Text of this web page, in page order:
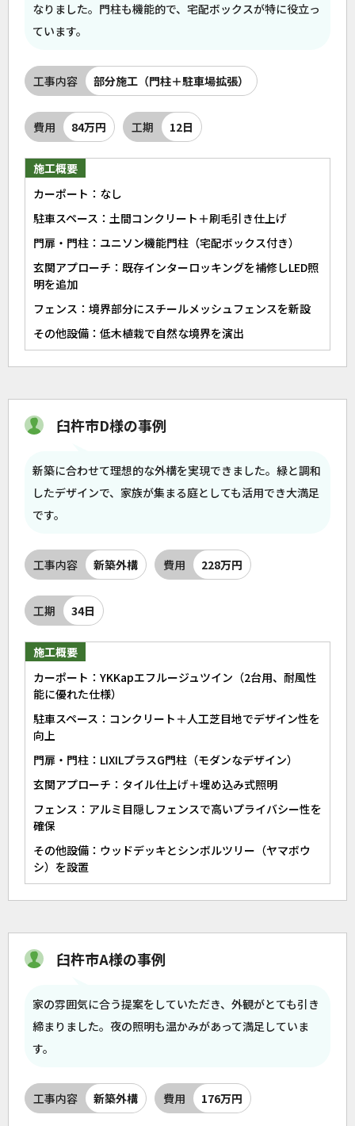
なりました。門柱も機能的で、宅配ボックスが特に役立っ
ています。
工事内容 部分施工（門柱＋駐車場拡張）
費用 84万円 工期 12日
施工概要
カーポート：なし
駐車スペース：土間コンクリート＋刷毛引き仕上げ
門扉・門柱：ユニソン機能門柱（宅配ボックス付き）
玄関アプローチ：既存インターロッキングを補修しLED照
明を追加
フェンス：境界部分にスチールメッシュフェンスを新設
その他設備：低木植栽で自然な境界を演出
臼杵市D様の事例
新築に合わせて理想的な外構を実現できました。緑と調和
したデザインで、家族が集まる庭としても活用でき大満足
です。
工事内容 新築外構 費用 228万円
工期 34日
施工概要
カーポート：YKKapエフルージュツイン（2台用、耐風性
能に優れた仕様）
駐車スペース：コンクリート＋人工芝目地でデザイン性を
向上
門扉・門柱：LIXILプラスG門柱（モダンなデザイン）
玄関アプローチ：タイル仕上げ＋埋め込み式照明
フェンス：アルミ目隠しフェンスで高いプライバシー性を
確保
その他設備：ウッドデッキとシンボルツリー（ヤマボウ
シ）を設置
臼杵市A様の事例
家の雰囲気に合う提案をしていただき、外観がとても引き
締まりました。夜の照明も温かみがあって満足していま
す。
工事内容 新築外構 費用 176万円